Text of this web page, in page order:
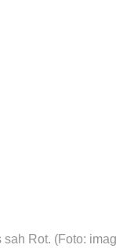
sah Rot. (Foto: